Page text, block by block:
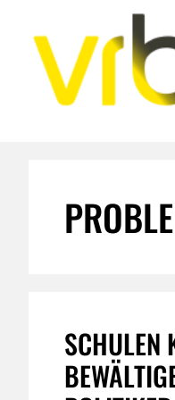
Inhalt
springen
SCHULEN